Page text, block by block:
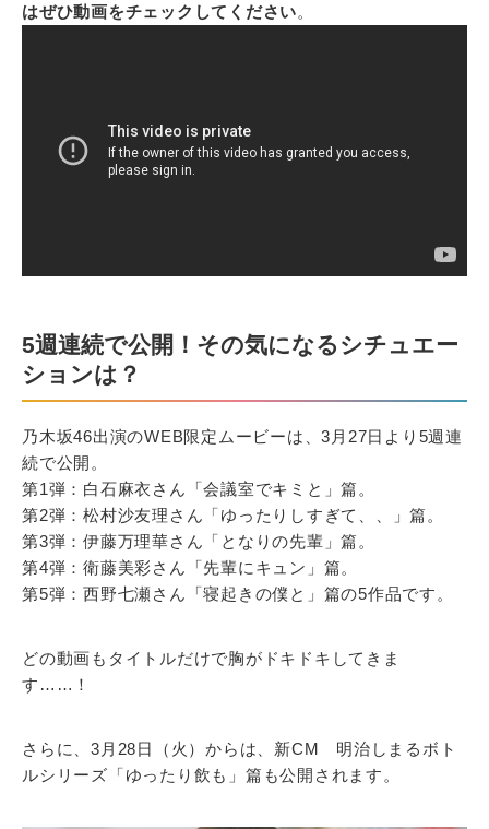
はぜひ動画をチェックしてください。
5週連続で公開！その気になるシチュエー
ションは？
乃木坂46出演のWEB限定ムービーは、3月27日より5週連
続で公開。
第1弾：白石麻衣さん「会議室でキミと」篇。
第2弾：松村沙友理さん「ゆったりしすぎて、、」篇。
第3弾：伊藤万理華さん「となりの先輩」篇。
第4弾：衛藤美彩さん「先輩にキュン」篇。
第5弾：西野七瀬さん「寝起きの僕と」篇の5作品です。
どの動画もタイトルだけで胸がドキドキしてきま
す……！
さらに、3月28日（火）からは、新CM 明治しまるボト
ルシリーズ「ゆったり飲も」篇も公開されます。